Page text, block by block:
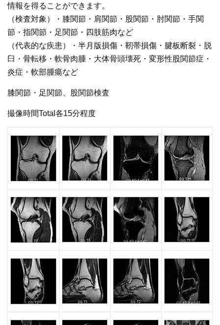
情報を得ることができます。
（検査対象）・膝関節・肩関節・股関節・肘関節・手関
節・指関節・足関節・四肢筋肉など
（代表的な疾患）・半月版損傷・靭帯損傷・腱板断裂・脱
臼・骨転移・軟骨肉腫・大体骨頭壊死・変形性股関節症・
炎症・軟部腫瘍など
膝関節・足関節、股関節検査
撮像時間Total各15分程度